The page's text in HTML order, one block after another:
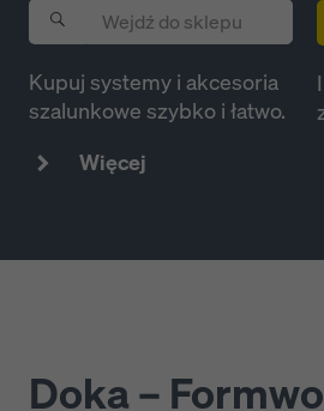
Kupuj systemy i akcesoria
szalunkowe szybko i łatwo.
Więcej
Doka –